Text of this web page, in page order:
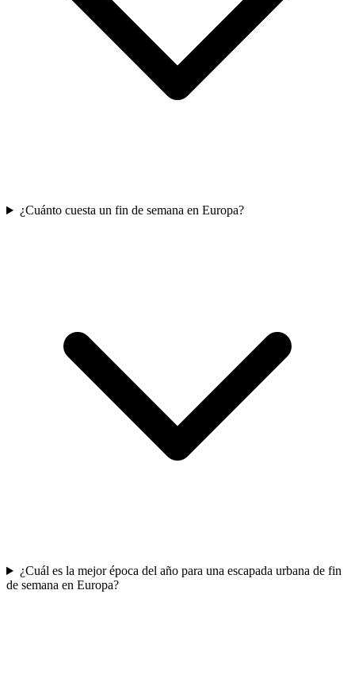
¿Cuánto cuesta un fin de semana en Europa?
¿Cuál es la mejor época del año para una escapada urbana de fin
de semana en Europa?